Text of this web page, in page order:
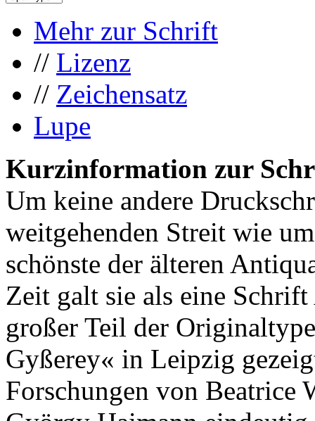
Mehr zur Schrift
// Lizenz
// Zeichensatz
Lupe
Kurzinformation zur
Um keine andere
weitgehenden Streit wie
schönste der älteren
Zeit galt sie als eine
großer Teil der
Gyßerey« in Leipzig
Forschungen von Beatrice